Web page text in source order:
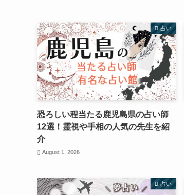
占い
恐ろしい程当たる鹿児島県の占い師
12選！霊視や手相の人気の先生を紹
介
August 1, 2026
占い